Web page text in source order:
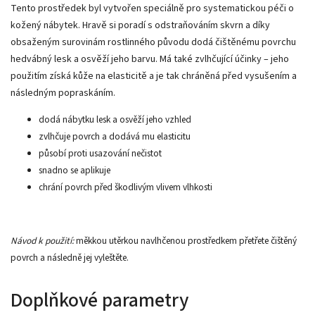
Tento prostředek byl vytvořen speciálně pro systematickou péči o
kožený nábytek. Hravě si poradí s odstraňováním skvrn a díky
obsaženým surovinám rostlinného původu dodá čištěnému povrchu
hedvábný lesk a osvěží jeho barvu. Má také zvlhčující účinky – jeho
použitím získá kůže na elasticitě a je tak chráněná před vysušením a
následným popraskáním.
dodá nábytku lesk a osvěží jeho vzhled
zvlhčuje povrch a dodává mu elasticitu
působí proti usazování nečistot
snadno se aplikuje
chrání povrch před škodlivým vlivem vlhkosti
Návod k použití:měkkou utěrkou navlhčenou prostředkem přetřete čištěný
povrch a následně jej vyleštěte.
Doplňkové parametry